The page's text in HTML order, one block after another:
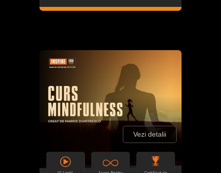
Vezi detalii